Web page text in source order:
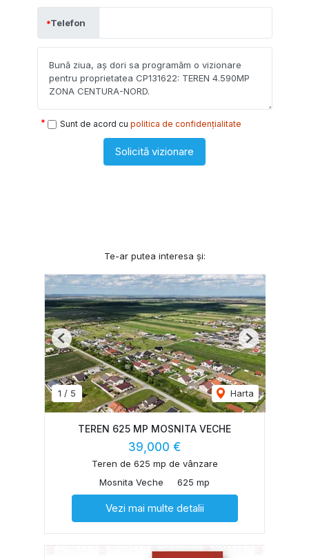
Telefon
Sunt de acord cu politica de confidențialitate
Solicită vizionare
Te-ar putea interesa și:
1 / 5 Harta
Previous Next
TEREN 625 MP MOSNITA VECHE
39,000 €
Teren de 625 mp de vânzare
Mosnita Veche
625 mp
Vezi mai multe detalii